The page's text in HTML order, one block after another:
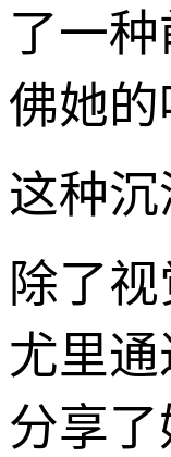
了一
佛她
这种
除了
尤里
分享